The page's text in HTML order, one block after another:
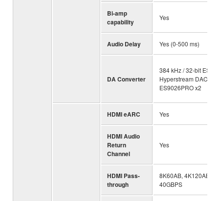
Bi-amp
capability
Yes
Audio Delay Yes (0-500 ms)
DA Converter
384 kHz / 32-bit ESS
Hyperstream DAC
ES9026PRO x2
HDMI eARC Yes
HDMI Audio
Return
Channel
Yes
HDMI Pass-
through
8K60AB, 4K120AB,
40GBPS